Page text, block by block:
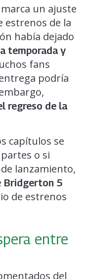
un ajuste
de la
había dejado
temporada y
fans
podría
regreso de la
capítulos se
o si
lanzamiento,
Bridgerton 5
de estrenos
entre
del